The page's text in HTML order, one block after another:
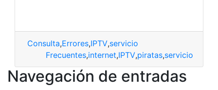
Consulta,Errores,IPTV,servicio
Frecuentes,internet,IPTV,piratas,servicio
Navegación de entradas